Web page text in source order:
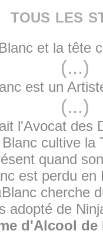
tous les
et la tête
(...)
est un
(...)
l'Avocat des
cultive la
quand
est perdu en
cherche
adopté de
d'Alcool de